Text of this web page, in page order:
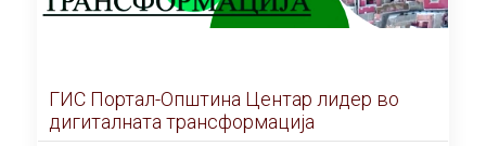
ГИС Портал-Општина Центар лидер во
дигиталната трансформација